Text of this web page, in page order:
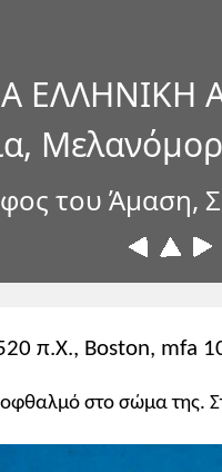
ΕΛΛΗΝΙΚΗ
του Άμαση,
π.Χ., Boston, mfa
στο σώμα της.